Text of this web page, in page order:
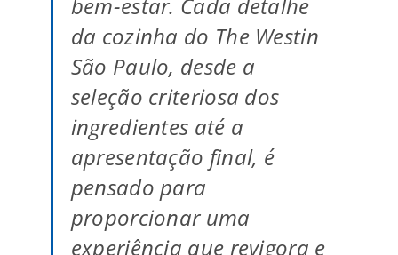
da cozinha do The Westin
São Paulo, desde a
seleção criteriosa dos
ingredientes até a
apresentação final, é
pensado para
proporcionar uma
experiência que revigora e